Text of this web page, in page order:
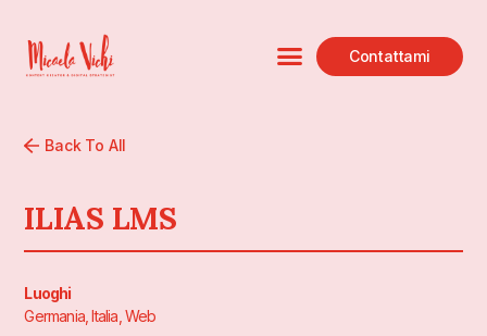
Contattami
Back To All
ILIAS LMS
Luoghi
Germania, Italia, Web